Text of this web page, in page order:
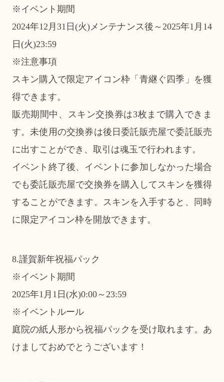
※イベント期間
2024年12月31日(火)メンテナンス後～2025年1月14
日(火)23:59
※注意事項
スキン購入で限定アイコン枠「青継ぐ四季」を獲
得できます。
販売期間中、スキン交換券は3枚まで購入できま
す。未使用の交換券は後日委託販売屋で委託販売
に出すことができ、取引は魂玉で行われます。
イベント終了後、イベントに参加しなかった場合
でも委託販売屋で交換券を購入してスキンを獲得
することができます。スキンを入手すると、同時
に限定アイコン枠を開放できます。
8.謹賀新年祝福パック
※イベント期間
2025年1月1日(水)0:00～23:59
※イベントルール
庭院の紙人形から祝福パックを受け取れます。あ
けましておめでとうございます！